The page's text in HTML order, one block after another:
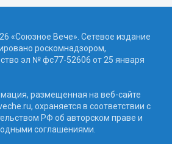
«Союзное Вече». Сетевое издание
роскомнадзором,
эл № фc77-52606 от 25 января
размещенная на веб-сайте
охраняется в соответствии с
РФ об авторском праве и
соглашениями.